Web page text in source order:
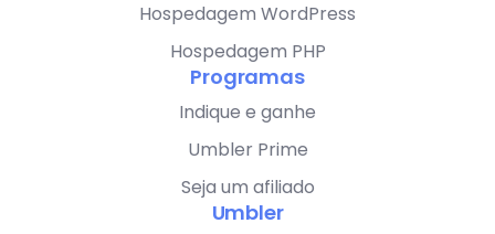
Hospedagem WordPress
Hospedagem PHP
Programas
Indique e ganhe
Umbler Prime
Seja um afiliado
Umbler